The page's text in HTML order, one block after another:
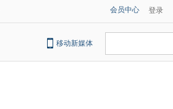
会员中心 登录
移动新媒体